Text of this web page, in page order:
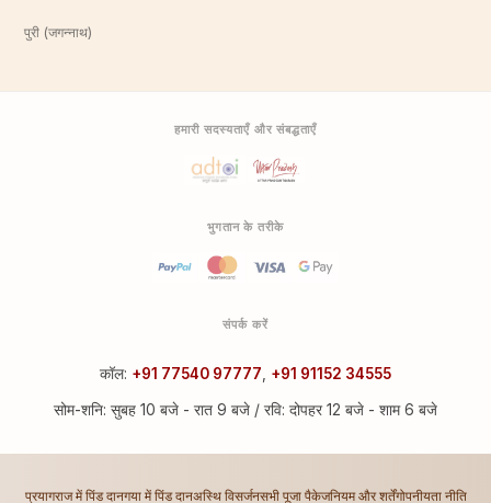
पुरी (जगन्नाथ)
हमारी सदस्यताएँ और संबद्धताएँ
भुगतान के तरीके
संपर्क करें
कॉल: +91 77540 97777 +91 91152 34555
सोम-शनि: सुबह 10 बजे - रात 9 बजे / रवि: दोपहर 12 बजे - शाम 6 बजे
प्रयागराज में पिंड दानगया में पिंड दानअस्थि विसर्जनसभी पूजा पैकेजनियम और शर्तेंगोपनीयता नीति